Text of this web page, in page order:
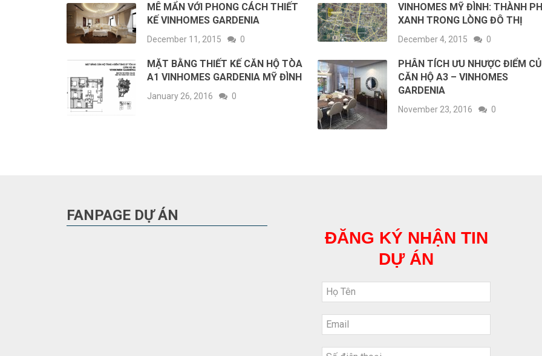
MÊ MẨN VỚI PHONG CÁCH THIẾT
KẾ VINHOMES GARDENIA
December 11, 2015 0
VINHOMES MỸ ĐÌNH: THÀNH
XANH TRONG LÒNG ĐÔ THỊ
December 4, 2015 0
MẶT BẰNG THIẾT KẾ CĂN HỘ TÒA
A1 VINHOMES GARDENIA MỸ ĐÌNH
January 26, 2016 0
PHÂN TÍCH ƯU NHƯỢC ĐIỂM
CĂN HỘ A3 – VINHOMES
GARDENIA
November 23, 2016 0
FANPAGE DỰ ÁN
ĐĂNG KÝ NHẬN TIN
DỰ ÁN